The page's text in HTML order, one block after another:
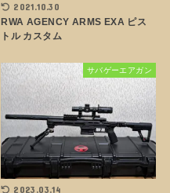
2021.10.30
RWA AGENCY ARMS EXA ピス
トル カスタム
サバゲーエアガン
2023.03.14